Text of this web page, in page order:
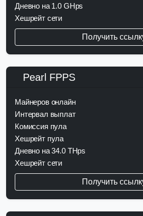
Дневно на 1.0 GHps
Хешрейт сети
Получить
Pearl FPPS
Майнеров онлайн
Интервал выплат
Комиссия пула
Хешрейт пула
Дневно на 34.0 THps
Хешрейт сети
Получить